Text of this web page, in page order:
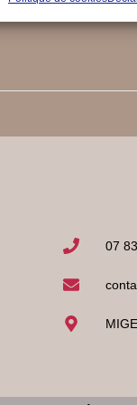
07